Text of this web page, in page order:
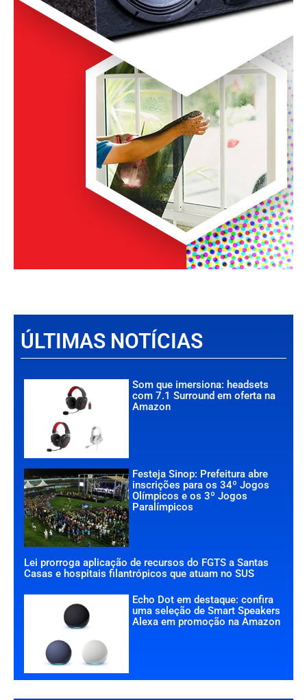
ÚLTIMAS NOTÍCIAS
Som que imersiona: headsets
com 7.1 Surround em oferta na
Amazon
Festeja Sinop: Prefeitura abre
inscrições para os 34º Jogos
Olímpicos e os 3º Jogos
Paralímpicos
Lei prorroga aplicação de recursos do FGTS a Santas
Casas e hospitais filantrópicos que atuam no SUS
Echo Dot em destaque: confira
uma seleção de Smart Speakers
Alexa em promoção na Amazon